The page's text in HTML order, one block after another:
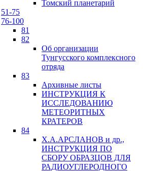
Томский планетарий
51-75
76-100
81
82
Об организации
Тунгусского комплексного
отряда
83
Архивные листы
ИНСТРУКЦИЯ К
ИССЛЕДОВАНИЮ
МЕТЕОРИТНЫХ
КРАТЕРОВ
84
Х.А.АРСЛАНОВ и др.,
ИНСТРУКЦИЯ ПО
СБОРУ ОБРАЗЦОВ ДЛЯ
РАДИОУГЛЕРОДНОГО